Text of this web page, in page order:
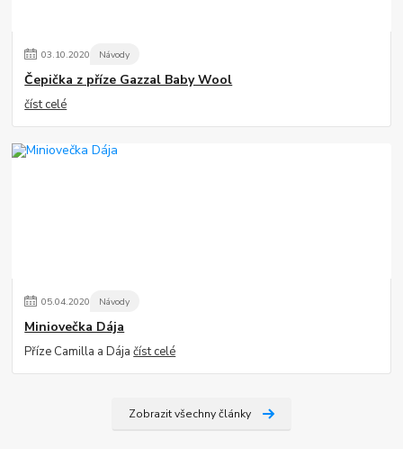
03.10.2020 Návody
Čepička z příze Gazzal Baby Wool
číst celé
05.04.2020 Návody
Miniovečka Dája
Příze Camilla a Dájačíst celé
Zobrazit všechny články